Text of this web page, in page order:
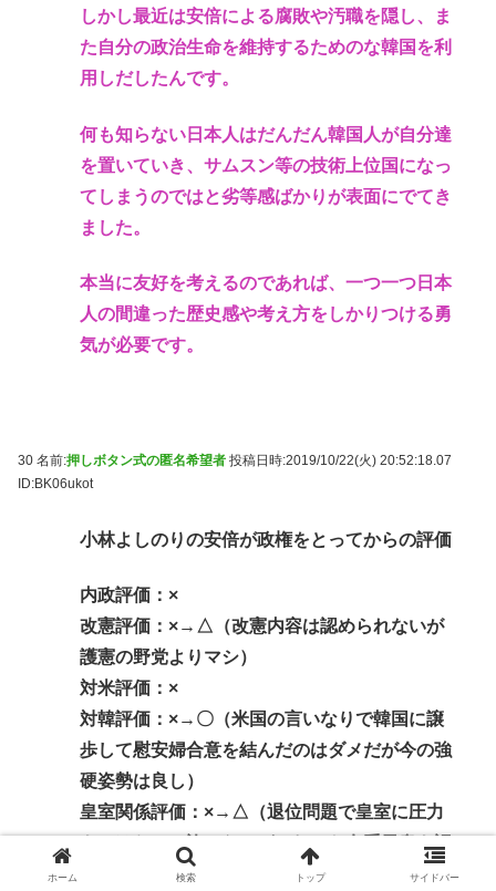
しかし最近は安倍による腐敗や汚職を隠し、ま
た自分の政治生命を維持するためのな韓国を利
用しだしたんです。
何も知らない日本人はだんだん韓国人が自分達
を置いていき、サムスン等の技術上位国になっ
てしまうのではと劣等感ばかりが表面にでてき
ました。
本当に友好を考えるのであれば、一つ一つ日本
人の間違った歴史感や考え方をしかりつける勇
気が必要です。
30 名前:押しボタン式の匿名希望者 投稿日時:2019/10/22(火) 20:52:18.07
ID:BK06ukot
小林よしのりの安倍が政権をとってからの評価
内政評価：×
改憲評価：×→△（改憲内容は認められないが
護憲の野党よりマシ）
対米評価：×
対韓評価：×→〇（米国の言いなりで韓国に譲
歩して慰安婦合意を結んだのはダメだが今の強
硬姿勢は良し）
皇室関係評価：×→△（退位問題で皇室に圧力
をかけたのは許せないがこれから女系天皇を認
めれば良し）
ホーム 検索 トップ サイドバー